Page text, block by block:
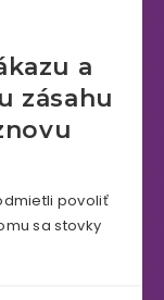
a
zásahu
povoliť
sa stovky